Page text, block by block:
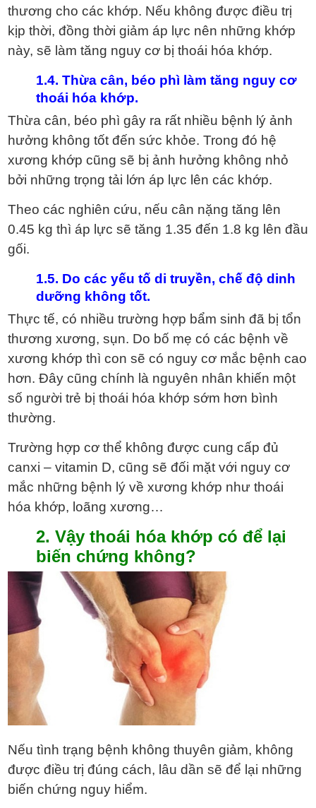
thương cho các khớp. Nếu không được điều trị
kịp thời, đồng thời giảm áp lực nên những khớp
này, sẽ làm tăng nguy cơ bị thoái hóa khớp.
1.4. Thừa cân, béo phì làm tăng nguy cơ
thoái hóa khớp.
Thừa cân, béo phì gây ra rất nhiều bệnh lý ảnh
hưởng không tốt đến sức khỏe. Trong đó hệ
xương khớp cũng sẽ bị ảnh hưởng không nhỏ
bởi những trọng tải lớn áp lực lên các khớp.
Theo các nghiên cứu, nếu cân nặng tăng lên
0.45 kg thì áp lực sẽ tăng 1.35 đến 1.8 kg lên đầu
gối.
1.5. Do các yếu tố di truyền, chế độ dinh
dưỡng không tốt.
Thực tế, có nhiều trường hợp bẩm sinh đã bị tổn
thương xương, sụn. Do bố mẹ có các bệnh về
xương khớp thì con sẽ có nguy cơ mắc bệnh cao
hơn. Đây cũng chính là nguyên nhân khiến một
số người trẻ bị thoái hóa khớp sớm hơn bình
thường.
Trường hợp cơ thể không được cung cấp đủ
canxi – vitamin D, cũng sẽ đối mặt với nguy cơ
mắc những bệnh lý về xương khớp như thoái
hóa khớp, loãng xương…
2. Vậy thoái hóa khớp có để lại
biến chứng không?
Nếu tình trạng bệnh không thuyên giảm, không
được điều trị đúng cách, lâu dần sẽ để lại những
biến chứng nguy hiểm.